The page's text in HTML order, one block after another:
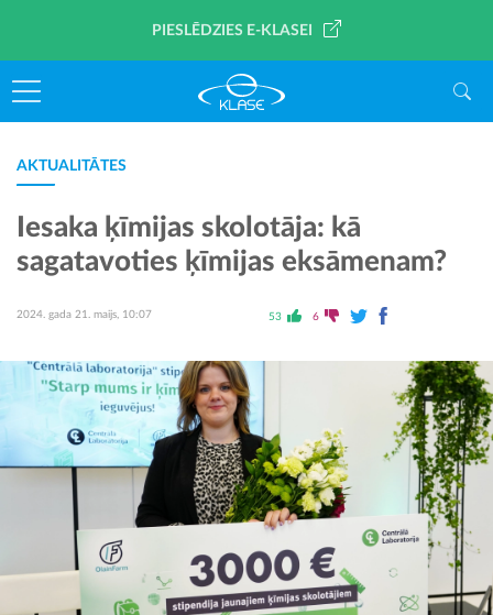
PIESLĒDZIES E-KLASEI
AKTUALITĀTES
Iesaka ķīmijas skolotāja: kā
sagatavoties ķīmijas eksāmenam?
2024. gada 21. maijs, 10:07 53 6